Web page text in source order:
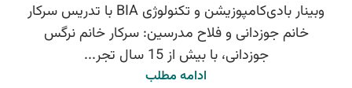
وبینار بادی‌کامپوزیشن و تکنولوژی BIA با تدریس سرکار
خانم جوزدانی و فلاح مدرسین: سرکار خانم نرگس
جوزدانی، با بیش از 15 سال تجر...
ادامه مطلب